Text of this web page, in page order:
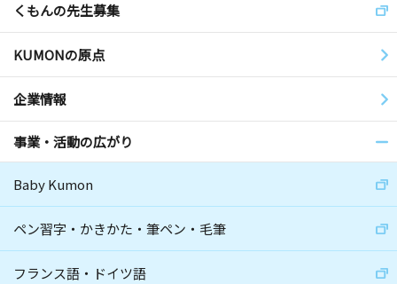
くもんの先生募集
KUMONの原点
企業情報
事業・活動の広がり
Baby Kumon
ペン習字・かきかた・筆ペン・毛筆
フランス語・ドイツ語